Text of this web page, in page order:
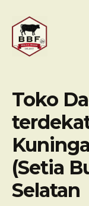
content
Toko
(Setia
Selatan